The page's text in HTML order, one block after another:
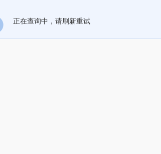
正在查询中，请刷新重试